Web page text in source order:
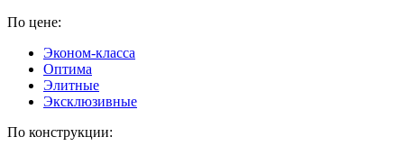
По цене:
Эконом-класса
Оптима
Элитные
Эксклюзивные
По конструкции: